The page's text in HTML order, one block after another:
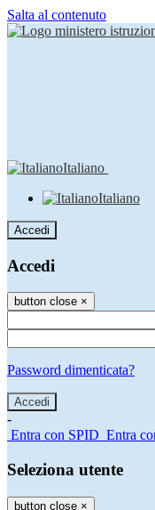
Salta al contenuto
Italiano
Italiano
Accedi
Accedi
button close ×
Password dimenticata?
-
Entra con SPID Entra
Seleziona utente
button close ×